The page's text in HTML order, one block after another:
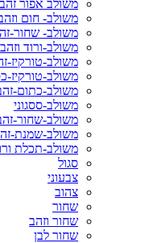
משולב אפור זהב
משולב- חום
משולב- שחור-
משולב-ורוד וזהב
משולב-טורקיז-
משולב-טורקיז-
משולב-כתום-
משולב-ססגוני
משולב-שחור-
משולב-שמנת-
משולב-תכלת
סגול
צבעוני
צהוב
שחור
שחור וזהב
שחור לבן